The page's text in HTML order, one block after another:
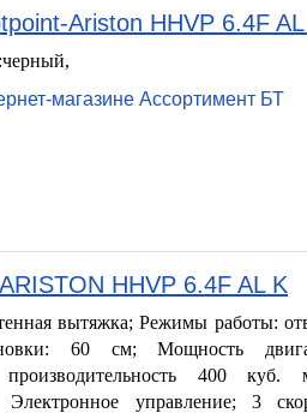
Ariston HHVP 6.4F
магазине Ассортимент БТ
HHVP 6.4F AL K
вытяжка; Режимы работы:
60 см; Мощность
производительность 400 куб.
Электронное управление; 3